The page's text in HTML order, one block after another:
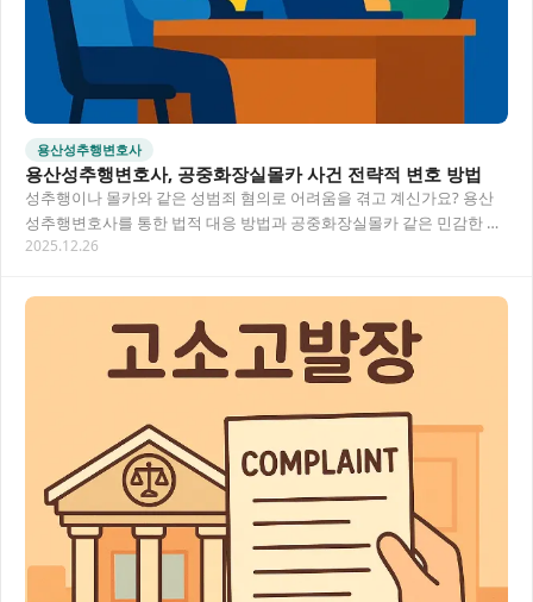
용산성추행변호사
용산성추행변호사, 공중화장실몰카 사건 전략적 변호 방법
성추행이나 몰카와 같은 성범죄 혐의로 어려움을 겪고 계신가요? 용산
성추행변호사를 통한 법적 대응 방법과 공중화장실몰카 같은 민감한 사
건에서의 효과적인 변호 전략에 대해 알아보겠습니…
2025.12.26